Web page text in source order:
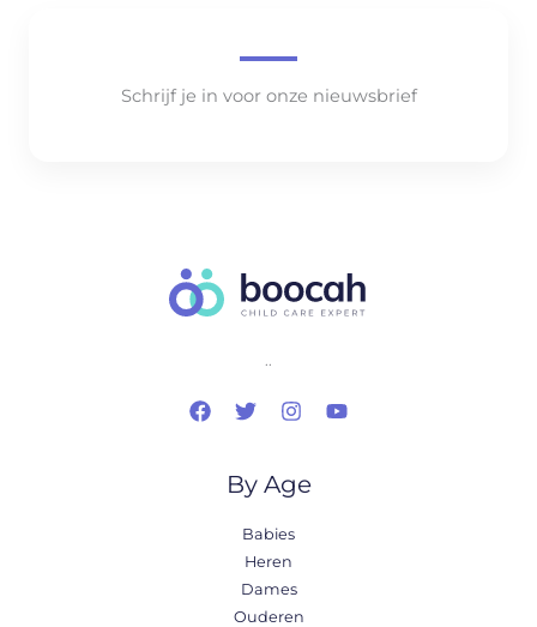
Schrijf je in voor onze nieuwsbrief
..
By Age
Babies
Heren
Dames
Ouderen